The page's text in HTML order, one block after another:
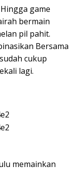
game
bermain
pil pahit.
Bersama
sudah cukup
lagi.
memainkan